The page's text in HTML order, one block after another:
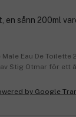
en sånn 200ml
Male Eau De Toilette
Stig Otmar för ett